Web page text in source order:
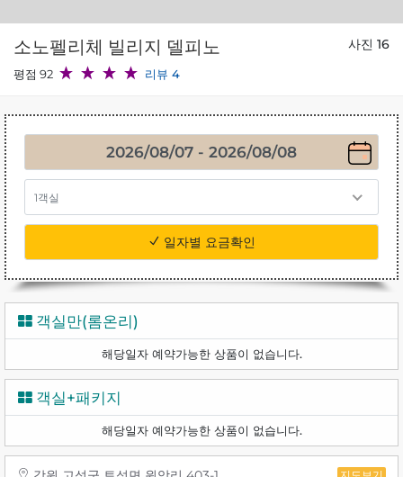
소노펠리체 빌리지 델피노
평점 92 리뷰 4
사진 16
1객실
일자별 요금확인
객실만(롬온리)
해당일자 예약가능한 상품이 없습니다.
객실+패키지
해당일자 예약가능한 상품이 없습니다.